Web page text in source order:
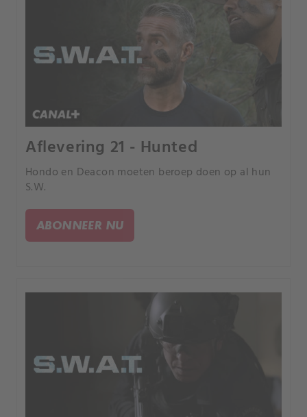
Aflevering 21 - Hunted
Hondo en Deacon moeten beroep doen op al hun
S.W.
ABONNEER NU